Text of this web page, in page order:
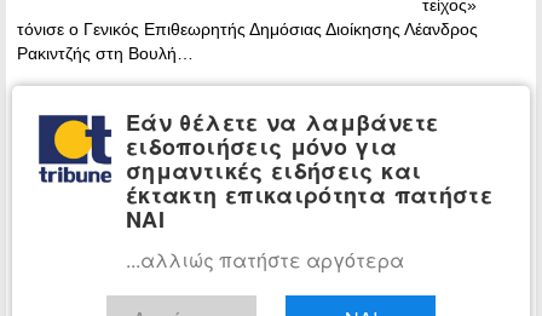
τείχος»
τόνισε ο Γενικός Επιθεωρητής Δημόσιας Διοίκησης Λέανδρος
Ρακιντζής στη Βουλή…
ΕΛΛΑΔΑ
Καταγελία Ρακιντζή: Η πολιτική τάξη
παραβαίνει τους κανόνες που η ίδια
Εάν θέλετε να λαμβάνετε
ειδοποιήσεις μόνο για
σημαντικές ειδήσεις και
έκτακτη επικαιρότητα πατήστε
ΝΑΙ
...αλλιώς πατήστε αργότερα